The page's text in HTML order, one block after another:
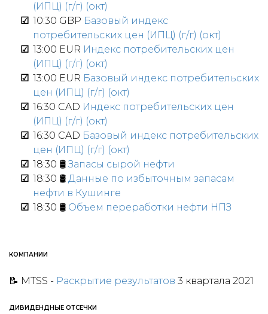
(ИПЦ) (г/г) (окт)
10:30 GBP Базовый индекс
потребительских цен (ИПЦ) (г/г) (окт)
13:00 EUR Индекс потребительских цен
(ИПЦ) (г/г) (окт)
13:00 EUR Базовый индекс потребительских
цен (ИПЦ) (г/г) (окт)
16:30 CAD Индекс потребительских цен
(ИПЦ) (г/г) (окт)
16:30 CAD Базовый индекс потребительских
цен (ИПЦ) (г/г) (окт)
18:30 🛢Запасы сырой нефти
18:30 🛢 Данные по избыточным запасам
нефти в Кушинге
18:30 🛢 Объем переработки нефти НПЗ
КОМПАНИИ
📝 MTSS - Раскрытие результатов 3 квартала 2021
ДИВИДЕНДНЫЕ ОТСЕЧКИ